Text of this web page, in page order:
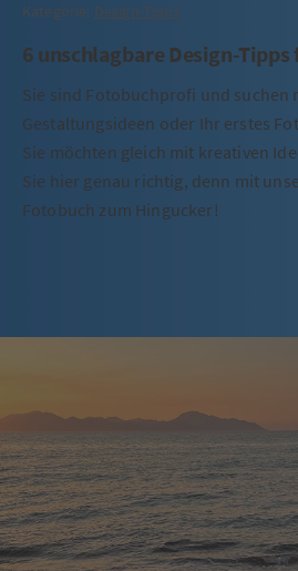
Kategorie: Design-Tipps
6 unschlagbare Design-
Sie sind Fotobuchprofi und suchen
Gestaltungsideen oder Ihr erstes
Sie möchten gleich mit kreativen
Sie hier genau richtig, denn mit
Fotobuch zum Hingucker!